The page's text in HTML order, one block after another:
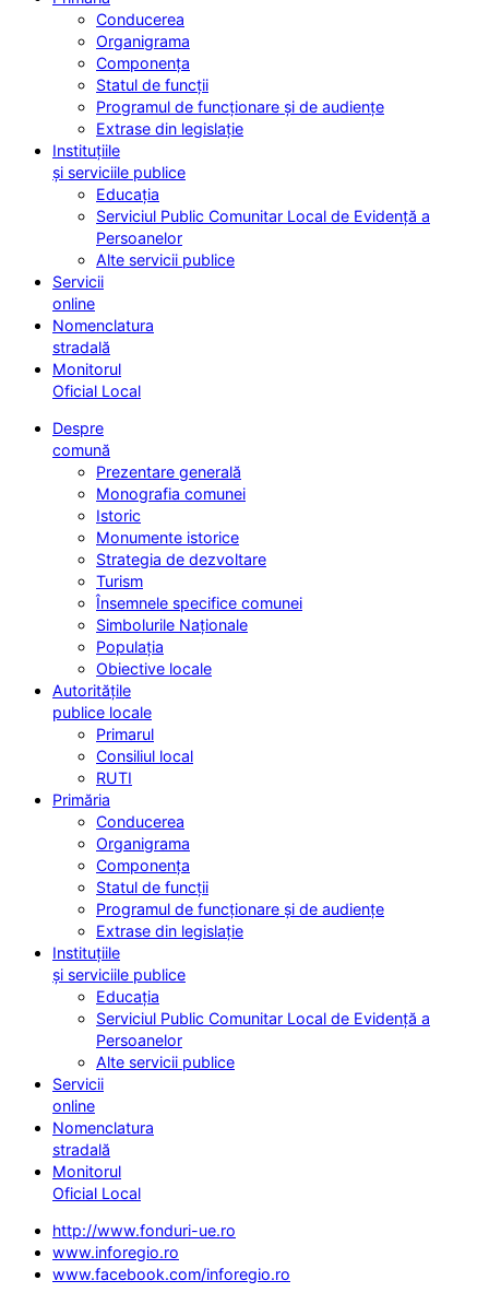
Conducerea
Organigrama
Componența
Statul de funcții
Programul de funcționare și de audiențe
Extrase din legislație
Instituțiile
și serviciile publice
Educația
Serviciul Public Comunitar Local de Evidență a
Persoanelor
Alte servicii publice
Servicii
online
Nomenclatura
stradală
Monitorul
Oficial Local
Despre
comună
Prezentare generală
Monografia comunei
Istoric
Monumente istorice
Strategia de dezvoltare
Turism
Însemnele specifice comunei
Simbolurile Naționale
Populația
Obiective locale
Autoritățile
publice locale
Primarul
Consiliul local
RUTI
Primăria
Conducerea
Organigrama
Componența
Statul de funcții
Programul de funcționare și de audiențe
Extrase din legislație
Instituțiile
și serviciile publice
Educația
Serviciul Public Comunitar Local de Evidență a
Persoanelor
Alte servicii publice
Servicii
online
Nomenclatura
stradală
Monitorul
Oficial Local
http://www.fonduri-ue.ro
www.inforegio.ro
www.facebook.com/inforegio.ro